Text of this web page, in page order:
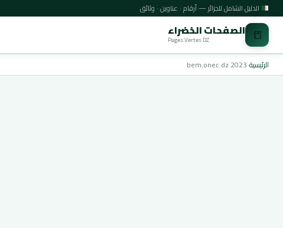
الدليل الشامل للجزائر — أرقام · عناوين · وثائق
📒 الصفحات الخضراء
Pages Vertes DZ
الرئيسية›
bem.onec.dz 2023